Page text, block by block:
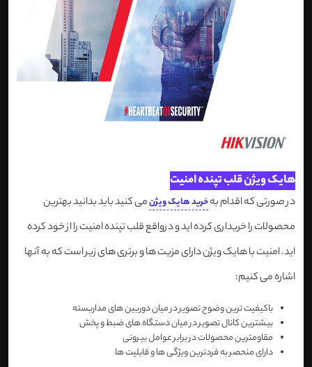
هایک ویژن قلب تپنده امنیت
در صورتی که اقدام بهخرید هایک ویژنمی کنید باید بدانید بهترین
محصولات را خریداری کرده اید و درواقع قلب تپنده امنیت را از خود کرده
اید. امنیت با هایک ویژن دارای مزیت ها و برتری های زیر است که به آنها
اشاره می کنیم:
باکیفیت ترین وضوح تصویر در میان دوربین های مداربسته
بیشترین کانال تصویر در میان دستگاه های ضبط و پخش
مقاومترین محصولات در برابر عوامل بیرونی
دارای منحصر به فردترین ویژگی ها و قابلیت ها